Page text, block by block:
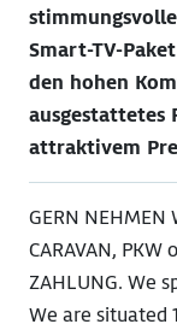
Smart-TV-
den hohen
ausgestattetes
attraktivem
GERN NEHMEN
CARAVAN, PKW
ZAHLUNG. We
We are situated